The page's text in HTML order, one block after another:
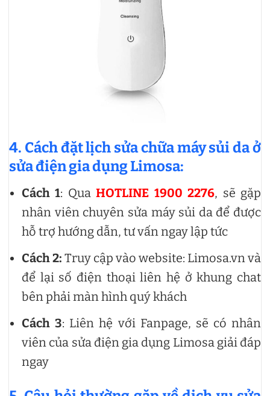
4. Cách đặt lịch sửa chữa máy sủi da ở
sửa điện gia dụng Limosa:
Cách 1: QuaHOTLINE 1900 2276, sẽ gặp
nhân viên chuyên sửa máy sủi da để được
hỗ trợ hướng dẫn, tư vấn ngay lập tức
Cách 2: Truy cập vào website: Limosa.vn và
để lại số điện thoại liên hệ ở khung chat
bên phải màn hình quý khách
Cách 3: Liên hệ với Fanpage, sẽ có nhân
viên của sửa điện gia dụng Limosa giải đáp
ngay